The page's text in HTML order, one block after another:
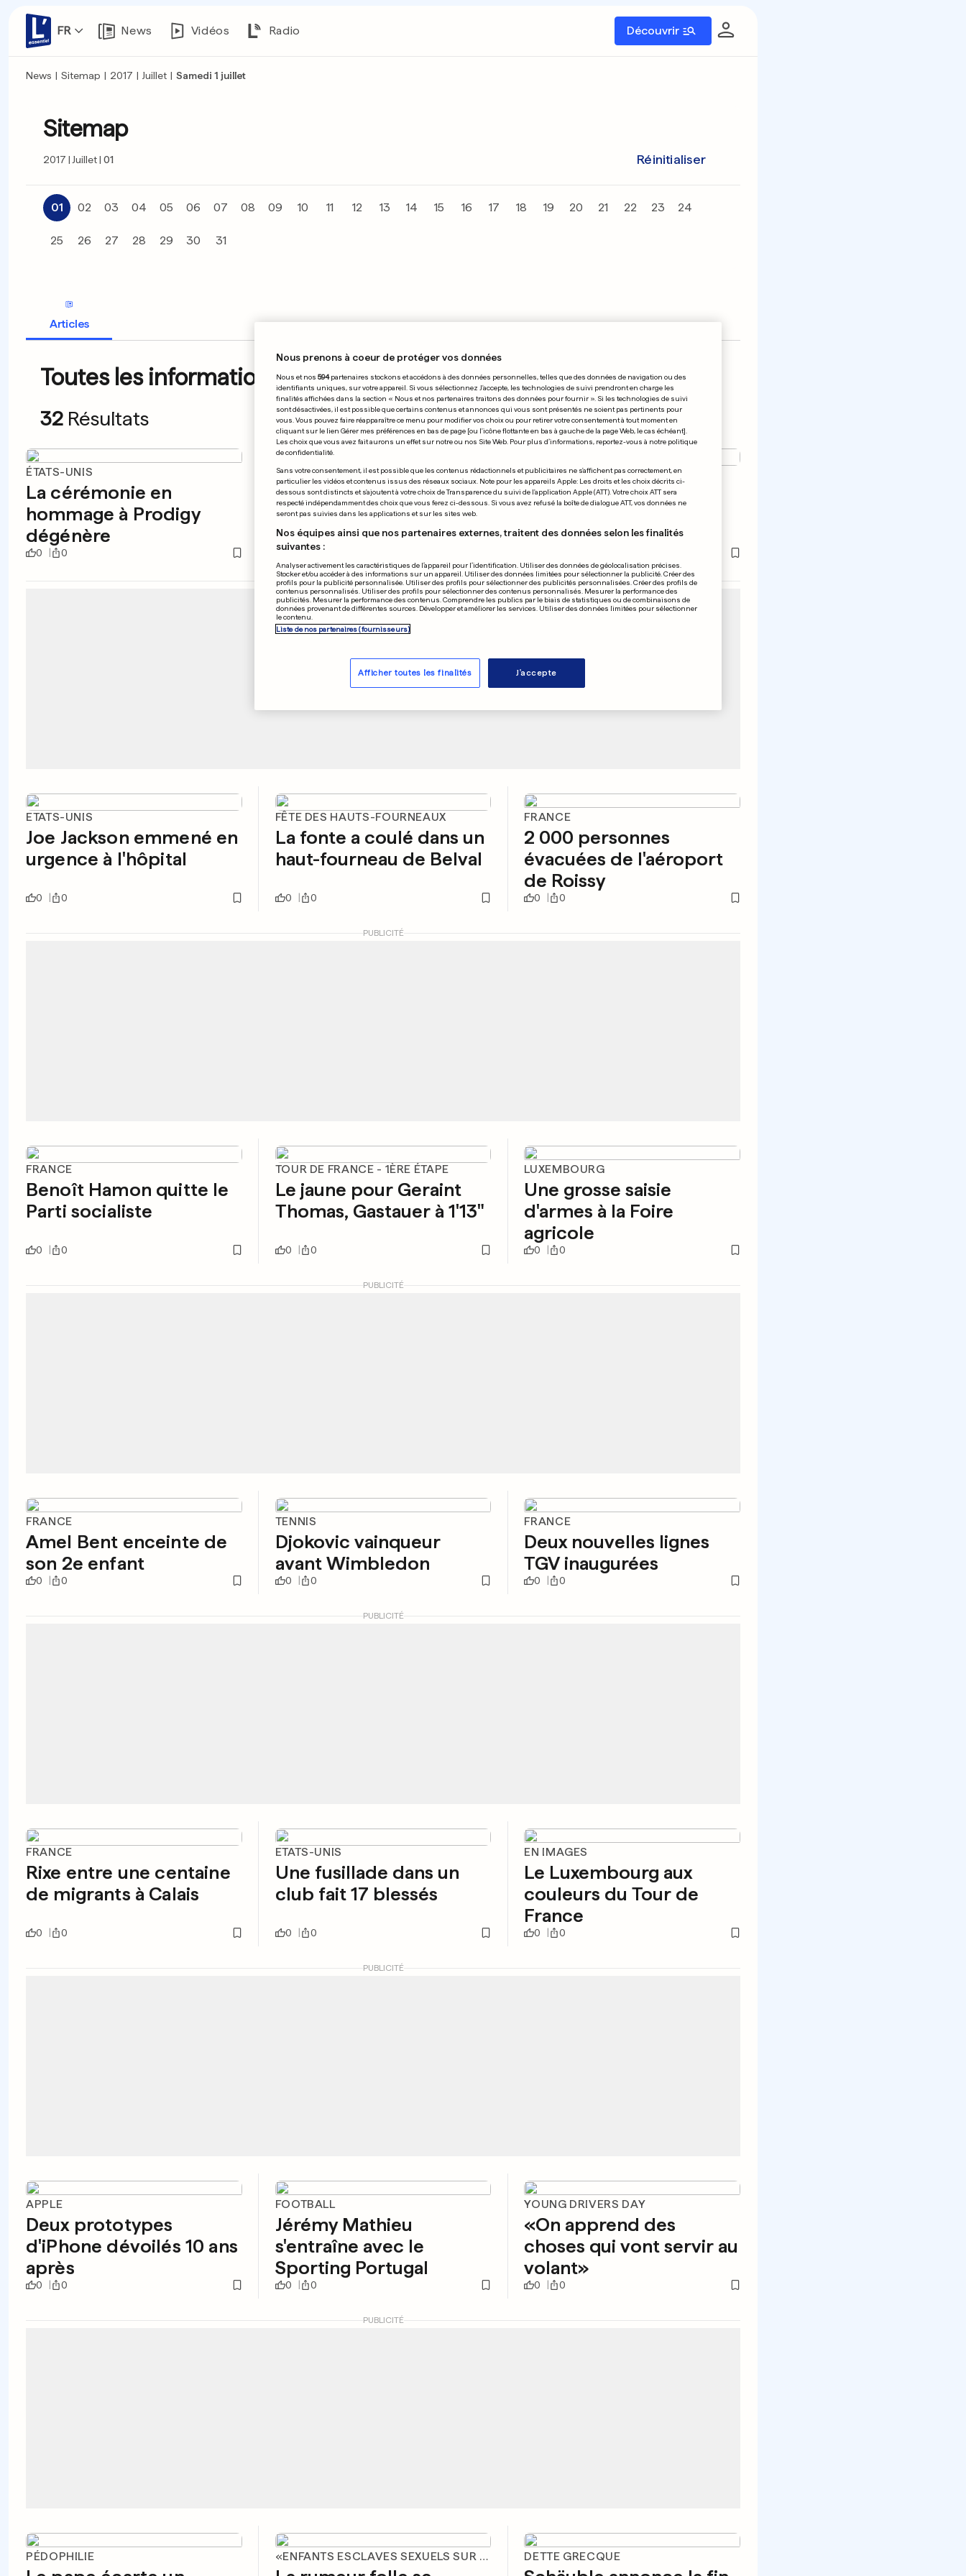
FR News Vidéos Radio Découvrir
News | Sitemap | 2017 | Juillet | Samedi 1 juillet
Sitemap
2017 Juillet 01 Réinitialiser
01 02 03 04 05 06 07 08 09 10 11 12 13 14 15 16 17 18 19 20 21 22 23 24
25 26 27 28 29 30 31
Articles
Toutes les informations du 01.07.2017
32 Résultats
ÉTATS-UNIS
La cérémonie en
hommage à Prodigy
dégénère
0 0
RUSSIE
Poutine signe un plan de
relogement massif
0 0
ETATS-UNIS
Venus «anéantie» par
l'accident mortel
PUBLICITÉ
ETATS-UNIS
Joe Jackson emmené en
urgence à l'hôpital
0 0
FÊTE DES HAUTS-FOURNEAUX
La fonte a coulé dans un
haut-fourneau de Belval
0 0
FRANCE
2 000 personnes
évacuées de l'aéroport
de Roissy
0 0
PUBLICITÉ
FRANCE
Benoît Hamon quitte le
Parti socialiste
0 0
TOUR DE FRANCE - 1ÈRE ÉTAPE
Le jaune pour Geraint
Thomas, Gastauer à 1'13"
0 0
LUXEMBOURG
Une grosse saisie
d'armes à la Foire
agricole
0 0
PUBLICITÉ
FRANCE
Amel Bent enceinte de
son 2e enfant
0 0
TENNIS
Djokovic vainqueur
avant Wimbledon
0 0
FRANCE
Deux nouvelles lignes
TGV inaugurées
0 0
PUBLICITÉ
FRANCE
Rixe entre une centaine
de migrants à Calais
0 0
ETATS-UNIS
Une fusillade dans un
club fait 17 blessés
0 0
EN IMAGES
Le Luxembourg aux
couleurs du Tour de
France
0 0
PUBLICITÉ
APPLE
Deux prototypes
d'iPhone dévoilés 10 ans
après
0 0
FOOTBALL
Jérémy Mathieu
s'entraîne avec le
Sporting Portugal
0 0
YOUNG DRIVERS DAY
«On apprend des
choses qui vont servir au
volant»
0 0
PUBLICITÉ
PÉDOPHILIE «ENFANTS ESCLAVES SEXUELS SUR MARS» DETTE GRECQUE
Nous prenons à coeur de protéger vos données
Nous et nos 594partenaires stockons et accédons à des données personnelles, telles que des données de navigation ou des
identifiants uniques, sur votre appareil. Si vous sélectionnez J'accepte, les technologies de suivi prendront en charge les
finalités affichées dans la section « Nous et nos partenaires traitons des données pour fournir ». Si les technologies de suivi
sont désactivées, il est possible que certains contenus et annonces qui vous sont présentés ne soient pas pertinents pour
vous. Vous pouvez faire réapparaître ce menu pour modifier vos choix ou pour retirer votre consentement à tout moment en
cliquant sur le lien Gérer mes préférences en bas de page [ou l'icône flottante en bas à gauche de la page Web, le cas échéant].
Les choix que vous avez fait aurons un effet sur notre ou nos Site Web. Pour plus d’informations, reportez-vous à notre politique
de confidentialité.
Sans votre consentement, il est possible que les contenus rédactionnels et publicitaires ne s'affichent pas correctement, en
particulier les vidéos et contenus issus des réseaux sociaux. Note pour les appareils Apple: Les droits et les choix décrits ci-
dessous sont distincts et s'ajoutent à votre choix de Transparence du suivi de l'application Apple (ATT). Votre choix ATT sera
respecté indépendamment des choix que vous ferez ci-dessous. Si vous avez refusé la boîte de dialogue ATT, vos données ne
seront pas suivies dans les applications et sur les sites web.
Nos équipes ainsi que nos partenaires externes, traitent des données selon les finalités
suivantes :
Analyser activement les caractéristiques de l’appareil pour l’identification. Utiliser des données de géolocalisation précises.
Stocker et/ou accéder à des informations sur un appareil. Utiliser des données limitées pour sélectionner la publicité. Créer des
profils pour la publicité personnalisée. Utiliser des profils pour sélectionner des publicités personnalisées. Créer des profils de
contenus personnalisés. Utiliser des profils pour sélectionner des contenus personnalisés. Mesurer la performance des
publicités. Mesurer la performance des contenus. Comprendre les publics par le biais de statistiques ou de combinaisons de
données provenant de différentes sources. Développer et améliorer les services. Utiliser des données limitées pour sélectionner
le contenu.
Liste de nos partenaires (fournisseurs)
Afficher toutes les finalités J'accepte